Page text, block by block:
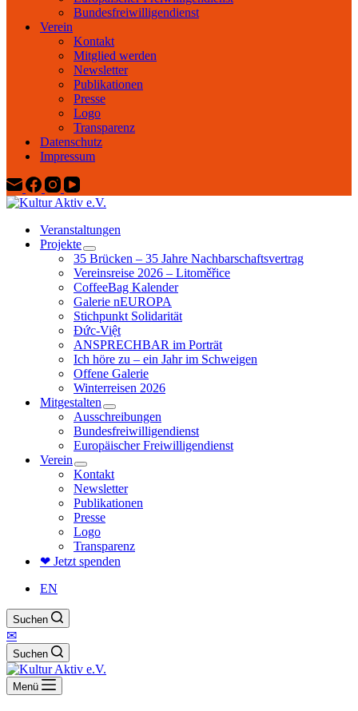
Bundesfreiwilligendienst
Verein
Kontakt
Mitglied werden
Newsletter
Publikationen
Presse
Logo
Transparenz
Datenschutz
Impressum
Veranstaltungen
Projekte
35 Brücken – 35 Jahre Nachbarschaftsvertrag
Vereinsreise 2026 – Litoměřice
CoffeeBag Kalender
Galerie nEUROPA
Stichpunkt Solidarität
Đức-Việt
ANSPRECHBAR im Porträt
Ich höre zu – ein Jahr im Schweigen
Offene Galerie
Winterreisen 2026
Mitgestalten
Ausschreibungen
Bundesfreiwilligendienst
Europäischer Freiwilligendienst
Verein
Kontakt
Newsletter
Publikationen
Presse
Logo
Transparenz
❤ Jetzt spenden
EN
Suchen
✉
Suchen
Menü